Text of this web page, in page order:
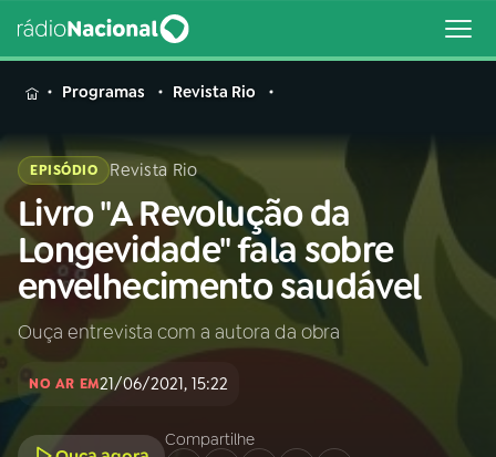
MENU
Buscar
na
Rádio
Nacional
Buscar
AO VIVO
INÍCIO
Programas Revista Rio
EPISÓDIO Revista Rio
Livro "A Revolução da
Longevidade" fala sobre
envelhecimento saudável
Ouça entrevista com a autora da obra
NO AR EM21/06/2021, 15:22
Compartilhe